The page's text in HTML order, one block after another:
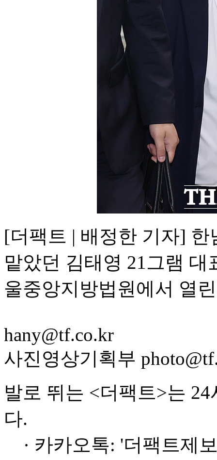
[더팩트 | 배정한 기자]
맡았던 김태영 21그램
울중앙지방법원에서 열
hany@tf.co.kr
사진영상기획부
발로 뛰는 <더팩트>는
다.
· 카카오톡: '더팩트제